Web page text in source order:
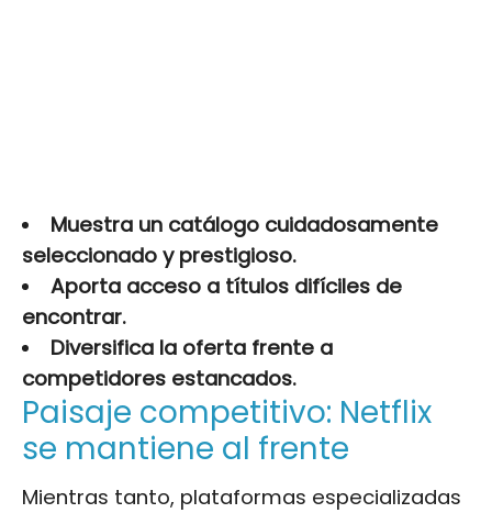
Muestra un catálogo cuidadosamente
seleccionado y prestigioso.
Aporta acceso a títulos difíciles de
encontrar.
Diversifica la oferta frente a
competidores estancados.
Paisaje competitivo: Netflix
se mantiene al frente
Mientras tanto, plataformas especializadas